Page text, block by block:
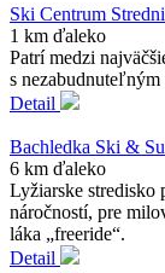
Ski Centrum
1 km ďaleko
Patrí medzi
s
Detail
Bachledka Ski &
6 km ďaleko
Lyžiarske stredisko
náročností, pre
láka „freeride“.
Detail